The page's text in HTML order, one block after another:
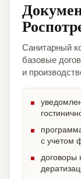
Санитарный
базовые
и
с учетом
договоры